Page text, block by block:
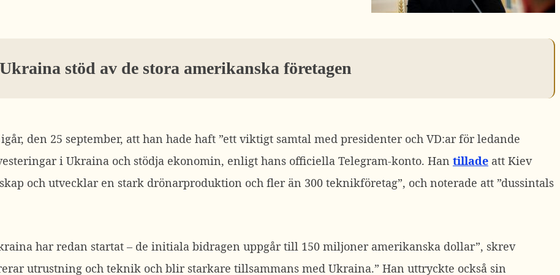
stöd av de stora amerikanska företagen
den 25 september, att han hade haft ”ett viktigt samtal med presidenter och VD:ar för ledande
i Ukraina och stödja ekonomin, enligt hans officiella Telegram-konto. Han tillade att Kiev
och utvecklar en stark drönarproduktion och fler än 300 teknikföretag”, och noterade att ”dussintals
har redan startat – de initiala bidragen uppgår till 150 miljoner amerikanska dollar”, skrev
utrustning och teknik och blir starkare tillsammans med Ukraina.” Han uttryckte också sin